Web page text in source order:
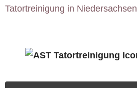
Tatortreinigung in Niedersachsen